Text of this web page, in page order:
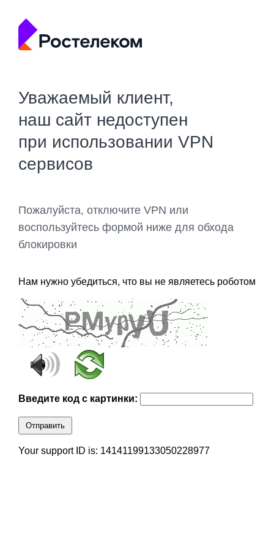
Уважаемый клиент,
наш сайт недоступен
при использовании VPN
сервисов
Пожалуйста, отключите VPN или
воспользуйтесь формой ниже для обхода
блокировки
Нам нужно убедиться, что вы не являетесь роботом
Введите код с картинки:
Отправить
Your support ID is: 14141199133050228977